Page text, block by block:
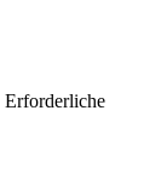
Erforderliche